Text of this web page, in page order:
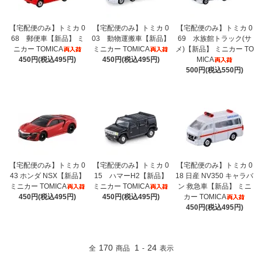
【宅配便のみ】トミカ 0
68 郵便車【新品】 ミ
ニカー TOMICA
450円(税込495円)
【宅配便のみ】トミカ 0
03 動物運搬車【新品】
ミニカー TOMICA
450円(税込495円)
【宅配便のみ】トミカ 0
69 水族館トラック(サ
メ)【新品】 ミニカー TO
MICA
500円(税込550円)
【宅配便のみ】トミカ 0
43 ホンダ NSX【新品】
ミニカー TOMICA
450円(税込495円)
【宅配便のみ】トミカ 0
15 ハマーH2【新品】
ミニカー TOMICA
450円(税込495円)
【宅配便のみ】トミカ 0
18 日産 NV350 キャラバ
ン 救急車【新品】 ミニ
カー TOMICA
450円(税込495円)
全 170 商品 1 - 24 表示